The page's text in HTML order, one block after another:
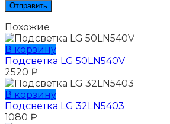
Похожие
В корзину
Подсветка LG 50LN540V
2520 ₽
В корзину
Подсветка LG 32LN5403
1080 ₽